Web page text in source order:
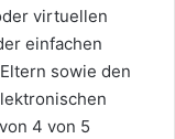
virtuellen
einfachen
sowie den
4 von 5